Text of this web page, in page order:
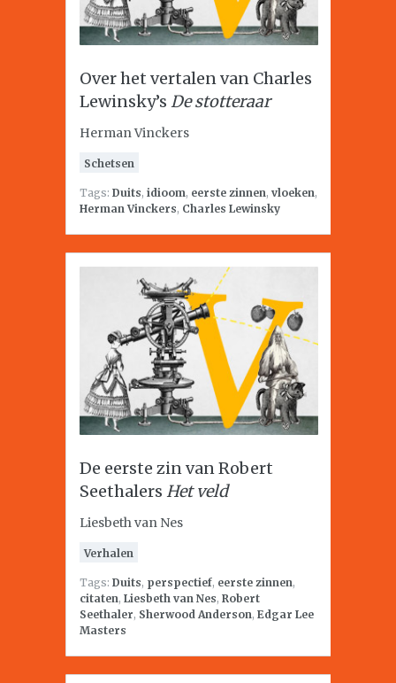
Over het vertalen van Charles
Lewinsky’s De stotteraar
Herman Vinckers
Schetsen
Tags: Duits, idioom, eerste zinnen, vloeken,
Herman Vinckers, Charles Lewinsky
De eerste zin van Robert
Seethalers Het veld
Liesbeth van Nes
Verhalen
Tags: Duits, perspectief, eerste zinnen,
citaten, Liesbeth van Nes, Robert
Seethaler, Sherwood Anderson, Edgar Lee
Masters